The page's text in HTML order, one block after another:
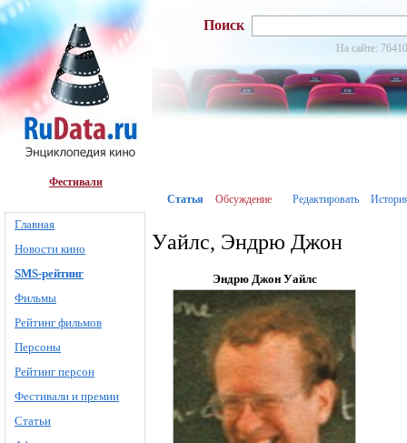
Фестивали
Главная
Новости кино
SMS-рейтинг
Фильмы
Рейтинг фильмов
Персоны
Рейтинг персон
Фестивали и премии
Статьи
Поиск
На сайте:
Статья Обсуждение Редактировать
Уайлс, Эндрю Джон
Эндрю Джон Уайлс